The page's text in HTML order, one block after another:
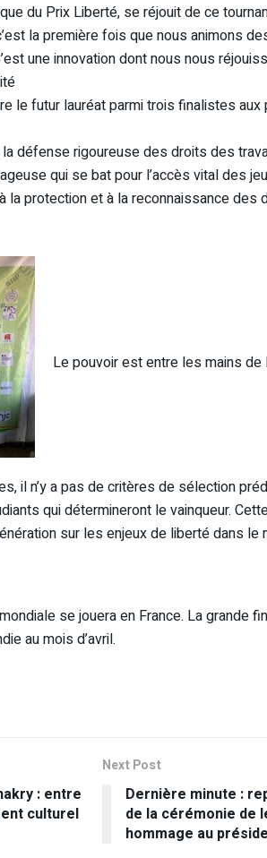
du Prix Liberté, se réjouit de ce
la première fois que nous animons
une innovation dont nous nous
le futur lauréat parmi trois finalistes
défense rigoureuse des droits des
qui se bat pour l’accès vital des
la protection et à la reconnaissance
Le pouvoir est entre les mains de
il n’y a pas de critères de sélection
qui détermineront le vainqueur.
sur les enjeux de liberté dans le
se jouera en France. La grande
au mois d’avril.
: entre
culturel
Next Post
Dernière minute :
de la cérémonie de
hommage au